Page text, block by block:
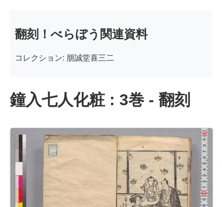
翻刻！べらぼう関連資料
コレクション: 朋誠堂喜三二
鐘入七人化粧 : 3巻 - 翻刻